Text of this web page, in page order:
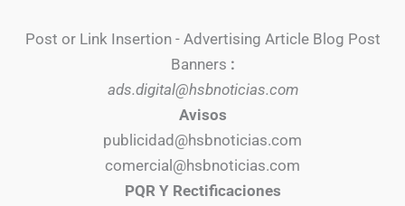
Post or Link Insertion - Advertising Article Blog Post
Banners :
ads.digital@hsbnoticias.com
Avisos
publicidad@hsbnoticias.com
comercial@hsbnoticias.com
PQR Y Rectificaciones